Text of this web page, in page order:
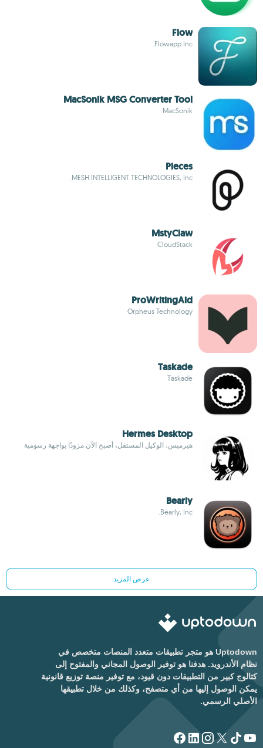
Flow
Flowapp Inc.
MacSonik MSG Converter Tool
MacSonik
Pieces
MESH INTELLIGENT TECHNOLOGIES, Inc.
MstyClaw
CloudStack
ProWritingAid
Orpheus Technology
Taskade
Taskade
Hermes Desktop
هيرميس، الوكيل المستقل، أصبح الآن مزودًا بواجهة رسومية
Bearly
Bearly, Inc.
عرض المزيد
Uptodown هو متجر تطبيقات متعدد المنصات متخصص في
نظام الأندرويد. هدفنا هو توفير الوصول المجاني والمفتوح إلى
كتالوج كبير من التطبيقات دون قيود، مع توفير منصة توزيع قانونية
يمكن الوصول إليها من أي متصفح، وكذلك من خلال تطبيقها
الأصلي الرسمي.